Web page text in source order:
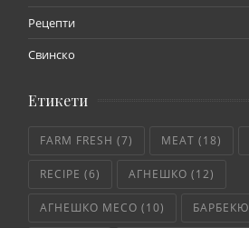
Рецепти
Свинско
Етикети
FARM FRESH (7) MEAT (18)
RECIPE (6) АГНЕШКО (12)
АГНЕШКО МЕСО (10) БАРБЕКЮ